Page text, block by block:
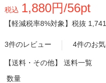
税込 1,880円/56pt
【軽減税率8%対象】 税抜
3件のレビュー 4件のお
【送料・その他】 送料一覧
数量